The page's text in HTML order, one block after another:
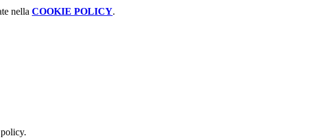
nella COOKIE POLICY.